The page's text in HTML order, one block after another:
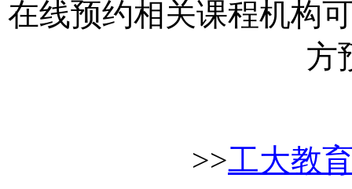
在线预约相关课程机构
方
>>工大教